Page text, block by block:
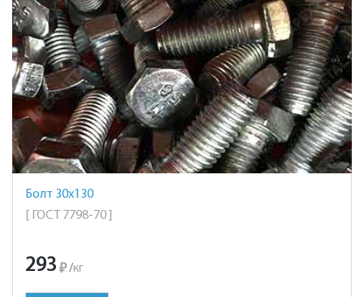
Болт 30х130
[ ГОСТ 7798-70 ]
293 ₽ /кг